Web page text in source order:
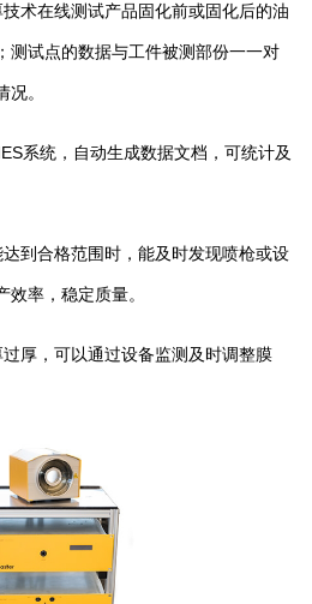
术在线测试产品固化前或固化后的油
测试点的数据与工件被测部份一一对
。
系统，自动生成数据文档，可统计及
到合格范围时，能及时发现喷枪或设
率，稳定质量。
厚，可以通过设备监测及时调整膜